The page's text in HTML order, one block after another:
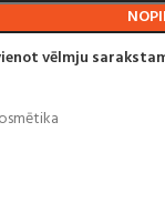
vēlmju